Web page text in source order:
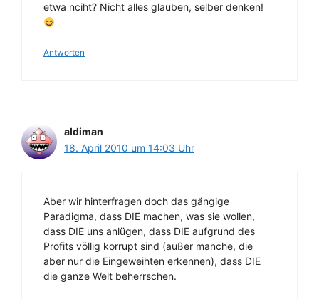
etwa nciht? Nicht alles glauben, selber denken!
Antworten
aldiman
18. April 2010 um 14:03 Uhr
Aber wir hinterfragen doch das gängige
Paradigma, dass DIE machen, was sie wollen,
dass DIE uns anlügen, dass DIE aufgrund des
Profits völlig korrupt sind (außer manche, die
aber nur die Eingeweihten erkennen), dass DIE
die ganze Welt beherrschen.